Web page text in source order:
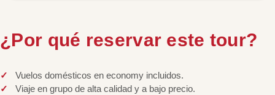
¿Por qué reservar este tour?
Vuelos domésticos en economy incluidos.
Viaje en grupo de alta calidad y a bajo precio.